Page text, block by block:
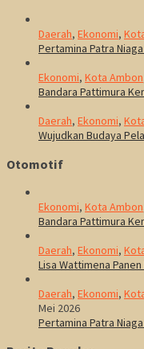
Daerah, Ekonomi,
Pertamina Patra
Ekonomi, Kota Ambon
Bandara Pattimura
Daerah, Ekonomi,
Wujudkan Budaya
Otomotif
Ekonomi, Kota Ambon
Bandara Pattimura
Daerah, Ekonomi,
Lisa Wattimena
Daerah, Ekonomi,
Mei 2026
Pertamina Patra